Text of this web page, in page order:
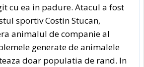
cu ea in padure. Atacul a fost
sportiv Costin Stucan,
animalul de companie al
generate de animalele
doar populatia de rand. In